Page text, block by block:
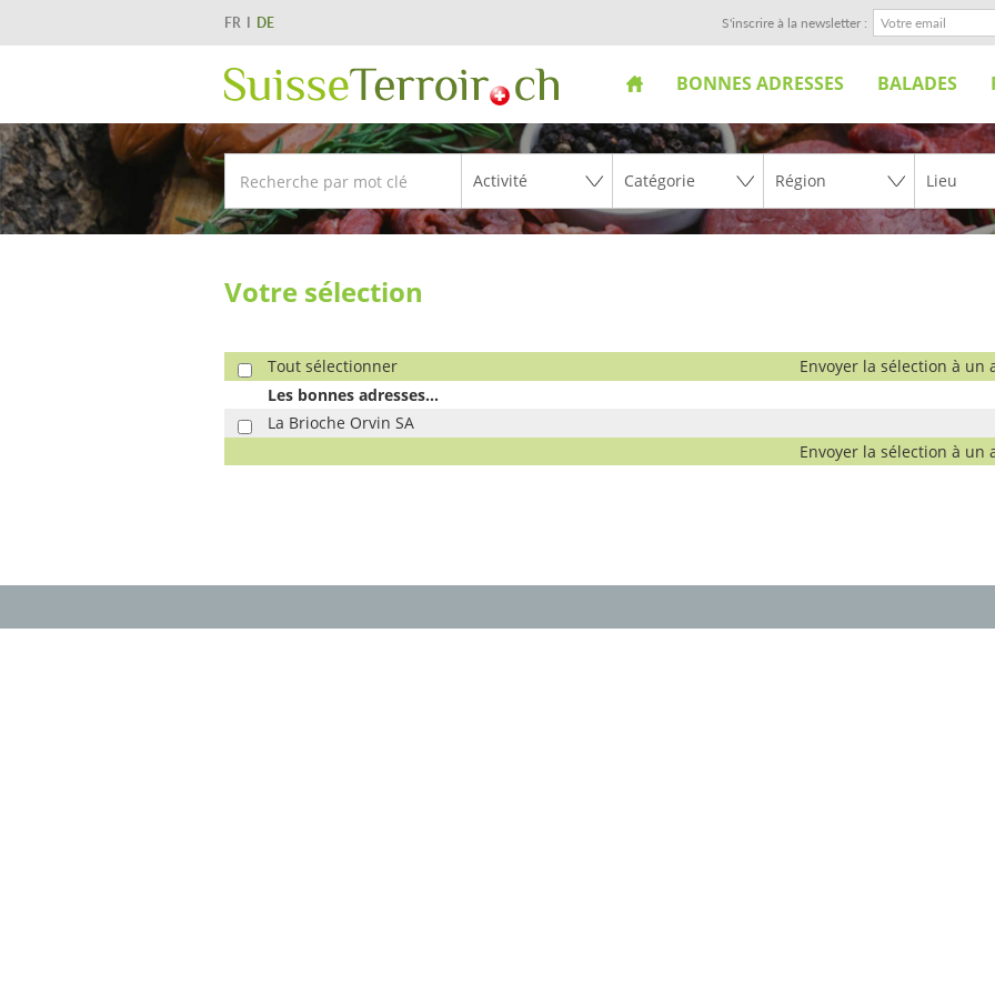
FR DE S'inscrire à la newsletter :
BONNES ADRESSES BALADES
Votre sélection
Tout sélectionner Envoyer la sélection à un
Les bonnes adresses...
La Brioche Orvin SA
Envoyer la sélection à un